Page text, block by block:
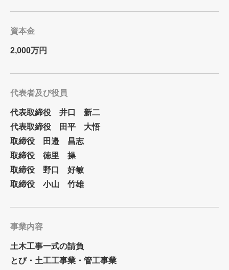
資本金
2,000万円
代表者及び役員
代表取締役 井口 新二
代表取締役 田平 大悟
取締役 田邉 昌志
取締役 徳里 操
取締役 野口 好敏
取締役 小山 竹雄
事業内容
土木工事一式の請負
とび・土工工事業・管工事業